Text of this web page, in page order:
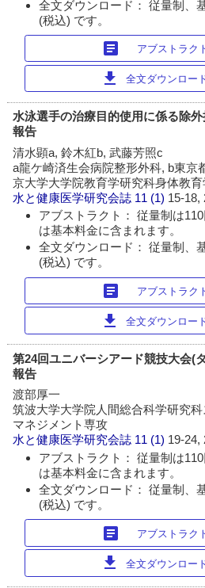
全文ダウンロード： 従量制、
(税込) です。
article アブストラク
download 全文ダウンロー
水泳選手の治療目的使用に係る除
報告
清水顕a, 鈴木紅b, 武藤芳照c
a龍ケ崎済生会病院整形外科, b東京
京大学大学院教育学研究科身体教育
水と健康医学研究会誌 11 (1) 15-18,
アブストラクト： 従量制は
は基本料金に含まれます。
全文ダウンロード： 従量制、
(税込) です。
article アブストラク
download 全文ダウンロー
第24回ユニバーシアード競技大会(
報告
渡部厚一
筑波大学大学院人間総合科学研究
マネジメント専攻
水と健康医学研究会誌 11 (1) 19-24,
アブストラクト： 従量制は
は基本料金に含まれます。
全文ダウンロード： 従量制、
(税込) です。
article アブストラク
download 全文ダウンロー